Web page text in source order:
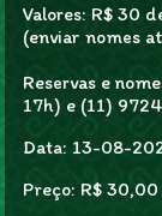
Valores: R$ 30
(enviar nomes
Reservas e
17h) e (11)
Data: 13-08-
Preço: R$